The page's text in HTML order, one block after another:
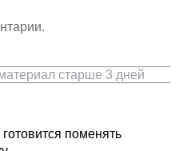
старше 3 дней
поменять